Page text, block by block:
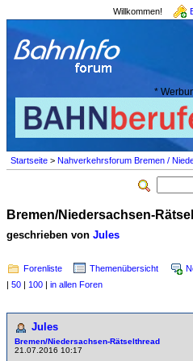
Willkommen!
*
Startseite > Nahverkehrsforum Bremen /
Bremen/Niedersachsen-
geschrieben von Jules
Forenliste Themenübersicht
| 50 | 100 | in allen Foren
Jules
Bremen/Niedersachsen-Rätselthread
21.07.2016 10:17